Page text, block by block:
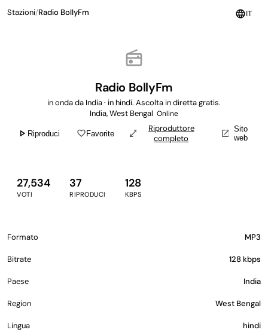
language IT
Stazioni/Radio BollyFm
radio
Radio BollyFm
in onda da India · in hindi. Ascolta in diretta gratis.
India, West Bengal Online
play_arrow Riproduci favorite_borderFavorite open_in_full
Riproduttore
completo
open_in_new
Sito
web
27,534
VOTI
37
RIPRODUCI
128
KBPS
Formato MP3
Bitrate 128 kbps
Paese India
Region West Bengal
Lingua hindi